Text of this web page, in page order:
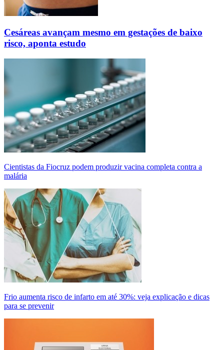
Cesáreas avançam mesmo em gestações de baixo
risco, aponta estudo
Cientistas da Fiocruz podem produzir vacina completa contra a
malária
Frio aumenta risco de infarto em até 30%: veja explicação e dicas
para se prevenir